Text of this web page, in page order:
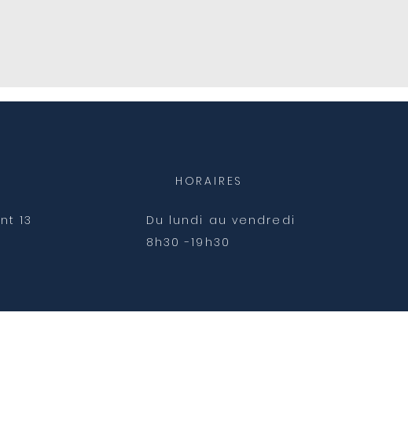
13
HORAIRES
Du lundi au vendredi
8h30 -19h30